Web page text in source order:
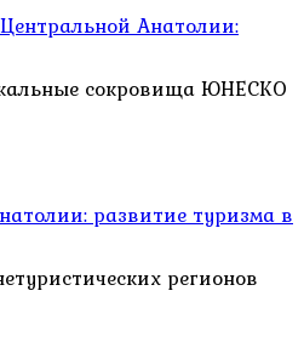
Анатолии:
сокровища ЮНЕСКО
развитие туризма в
регионов